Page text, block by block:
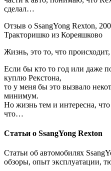
сделал…
Отзыв о SsangYong Rexton,
Тракторишко из Кореяшково
Жизнь, это то, что
Если бы кто то год или даже
куплю Рекстона,
то у меня бы это вызвало
минимум.
Но жизнь тем и интересна, что
что…
Статьи о SsangYong Rexton
Статьи об автомобилях
обзоры, опыт эксплуатации,